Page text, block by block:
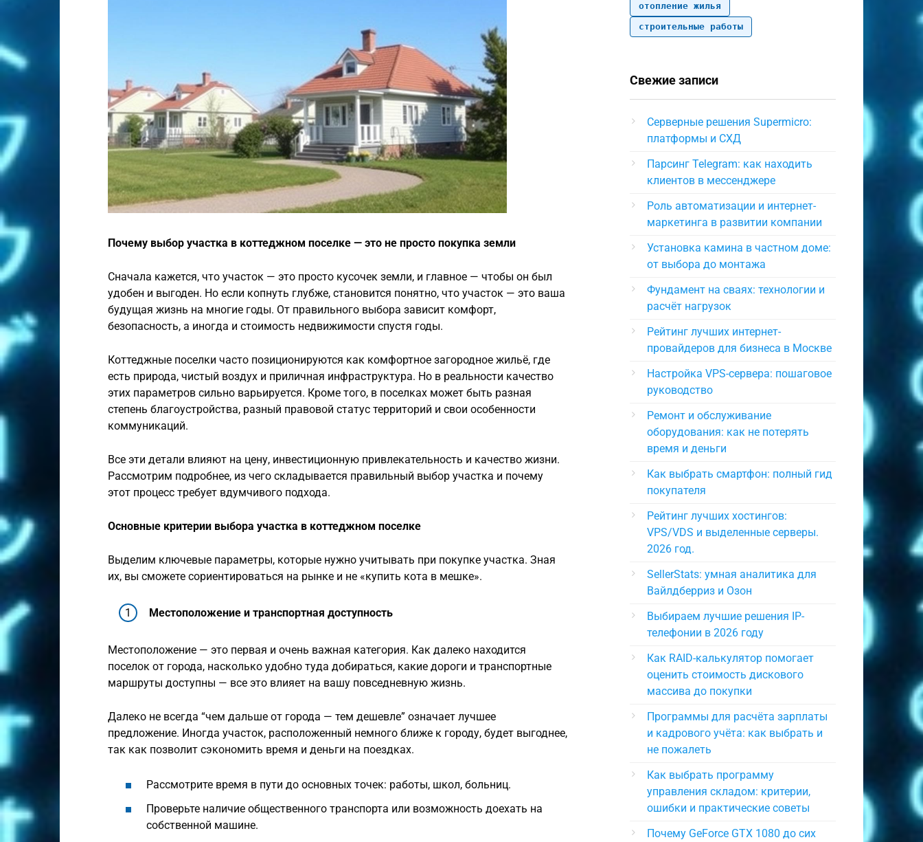
Почему выбор участка в коттеджном поселке — это не просто покупка земли
Сначала кажется, что участок — это просто кусочек земли, и главное — чтобы он был
удобен и выгоден. Но если копнуть глубже, становится понятно, что участок — это ваша
будущая жизнь на многие годы. От правильного выбора зависит комфорт,
безопасность, а иногда и стоимость недвижимости спустя годы.
Коттеджные поселки часто позиционируются как комфортное загородное жильё, где
есть природа, чистый воздух и приличная инфраструктура. Но в реальности качество
этих параметров сильно варьируется. Кроме того, в поселках может быть разная
степень благоустройства, разный правовой статус территорий и свои особенности
коммуникаций.
Все эти детали влияют на цену, инвестиционную привлекательность и качество жизни.
Рассмотрим подробнее, из чего складывается правильный выбор участка и почему
этот процесс требует вдумчивого подхода.
Основные критерии выбора участка в коттеджном поселке
Выделим ключевые параметры, которые нужно учитывать при покупке участка. Зная
их, вы сможете сориентироваться на рынке и не «купить кота в мешке».
Местоположение и транспортная доступность
Местоположение — это первая и очень важная категория. Как далеко находится
поселок от города, насколько удобно туда добираться, какие дороги и транспортные
маршруты доступны — все это влияет на вашу повседневную жизнь.
Далеко не всегда “чем дальше от города — тем дешевле” означает лучшее
предложение. Иногда участок, расположенный немного ближе к городу, будет выгоднее,
так как позволит сэкономить время и деньги на поездках.
Рассмотрите время в пути до основных точек: работы, школ, больниц.
Проверьте наличие общественного транспорта или возможность доехать на
собственной машине.
отопление жилья
строительные работы
Свежие записи
Серверные решения Supermicro:
платформы и СХД
Парсинг Telegram: как находить
клиентов в мессенджере
Роль автоматизации и интернет-
маркетинга в развитии компании
Установка камина в частном доме:
от выбора до монтажа
Фундамент на сваях: технологии и
расчёт нагрузок
Рейтинг лучших интернет-
провайдеров для бизнеса в Москве
Настройка VPS-сервера: пошаговое
руководство
Ремонт и обслуживание
оборудования: как не потерять
время и деньги
Как выбрать смартфон: полный гид
покупателя
Рейтинг лучших хостингов:
VPS/VDS и выделенные серверы.
2026 год.
SellerStats: умная аналитика для
Вайлдберриз и Озон
Выбираем лучшие решения IP-
телефонии в 2026 году
Как RAID-калькулятор помогает
оценить стоимость дискового
массива до покупки
Программы для расчёта зарплаты
и кадрового учёта: как выбрать и
не пожалеть
Как выбрать программу
управления складом: критерии,
ошибки и практические советы
Почему GeForce GTX 1080 до сих